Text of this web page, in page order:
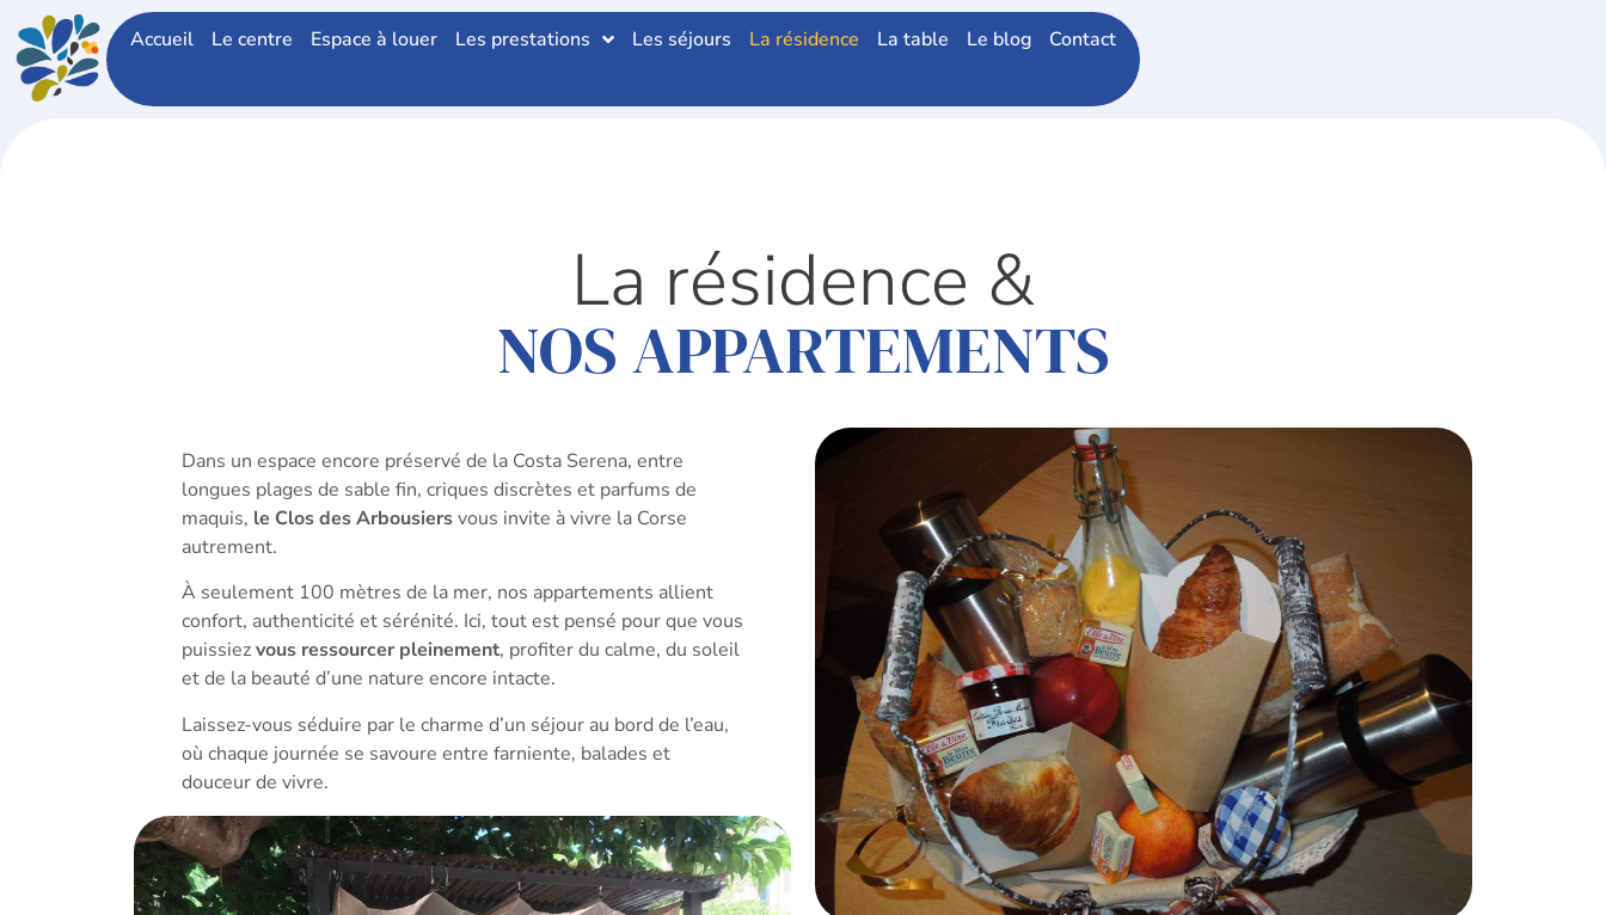
Accueil Le centre Espace à louer Les prestations Les séjours La résidence La table Le blog Contact
La résidence &
NOS APPARTEMENTS
Dans un espace encore préservé de la Costa Serena, entre
longues plages de sable fin, criques discrètes et parfums de
maquis, le Clos des Arbousiersvous invite à vivre la Corse
autrement.
À seulement 100 mètres de la mer, nos appartements allient
confort, authenticité et sérénité. Ici, tout est pensé pour que vous
puissiezvous ressourcer pleinement, profiter du calme, du soleil
et de la beauté d’une nature encore intacte.
Laissez-vous séduire par le charme d’un séjour au bord de l’eau,
où chaque journée se savoure entre farniente, balades et
douceur de vivre.